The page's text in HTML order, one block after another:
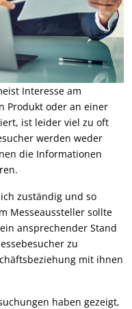
Interesse am
Produkt oder an einer
ist leider viel zu oft
werden weder
die Informationen
zuständig und so
Messeaussteller sollte
ansprechender Stand
zu
mit ihnen
haben gezeigt,